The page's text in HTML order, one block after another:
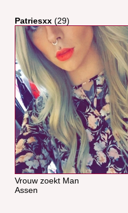
Patriesxx (29)
Vrouw zoekt Man
Assen